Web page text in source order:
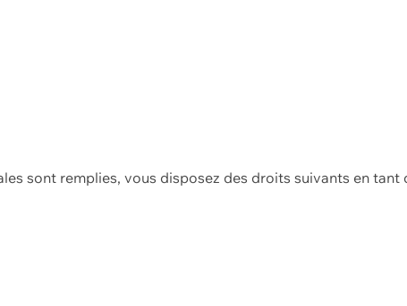
sont remplies, vous disposez des droits suivants en